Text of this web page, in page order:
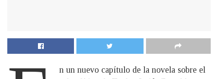
n un nuevo capítulo de la novela sobre el